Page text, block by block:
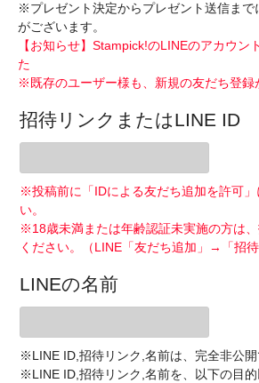
※プレゼント決定からプレゼント送信まで
がございます。
【お知らせ】Stampick!のLINEのアカウン
た
※既存のユーザー様も、新規の友だち登録
招待リンクまたはLINE ID
※投稿前に「IDによる友だち追加を許可」
い。
※18歳未満または年齢認証未実施の方は
ください。（LINE「友だち追加」→「招
LINEの名前
※LINE ID,招待リンク,名前は、完全非公開
※LINE ID,招待リンク,名前を、以下の目